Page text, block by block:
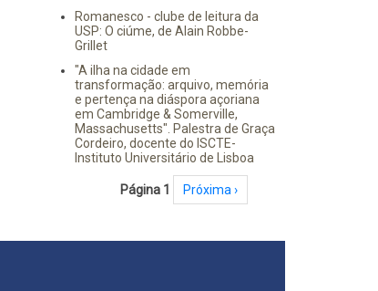
Romanesco - clube de leitura da
USP: O ciúme, de Alain Robbe-
Grillet
"A ilha na cidade em
transformação: arquivo, memória
e pertença na diáspora açoriana
em Cambridge & Somerville,
Massachusetts". Palestra de Graça
Cordeiro, docente do ISCTE-
Instituto Universitário de Lisboa
PaginaçãoPágina 1 Próxima página
Próxima ›